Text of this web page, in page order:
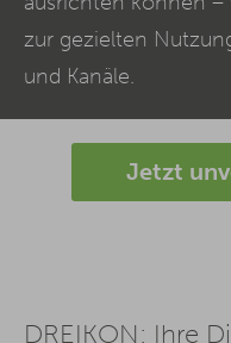
zur gezielten
und Kanäle.
Jetzt
DREIKON: Ihre